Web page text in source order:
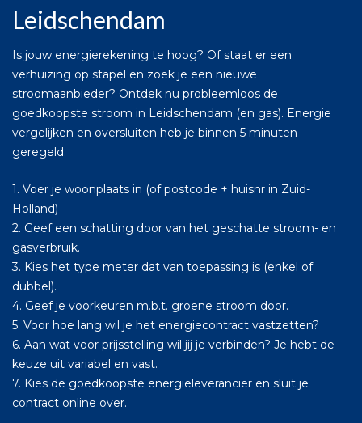
Leidschendam
Is jouw energierekening te hoog? Of staat er een
verhuizing op stapel en zoek je een nieuwe
stroomaanbieder? Ontdek nu probleemloos de
goedkoopste stroom in Leidschendam (en gas). Energie
vergelijken en oversluiten heb je binnen 5 minuten
geregeld:
1. Voer je woonplaats in (of postcode + huisnr in Zuid-
Holland)
2. Geef een schatting door van het geschatte stroom- en
gasverbruik.
3. Kies het type meter dat van toepassing is (enkel of
dubbel).
4. Geef je voorkeuren m.b.t. groene stroom door.
5. Voor hoe lang wil je het energiecontract vastzetten?
6. Aan wat voor prijsstelling wil jij je verbinden? Je hebt de
keuze uit variabel en vast.
7. Kies de goedkoopste energieleverancier en sluit je
contract online over.